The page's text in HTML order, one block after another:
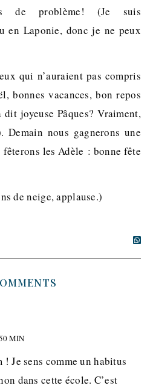
de problème! (Je suis
en Laponie, donc je ne peux
qui n’auraient pas compris
bonnes vacances, bon repos
joyeuse Pâques? Vraiment,
Demain nous gagnerons une
les Adèle : bonne fête
de neige, applause.)
MIN
Je sens comme un habitus
dans cette école. C’est